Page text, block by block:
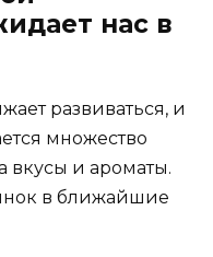
нас в
развиваться, и
множество
вкусы и ароматы.
в ближайшие